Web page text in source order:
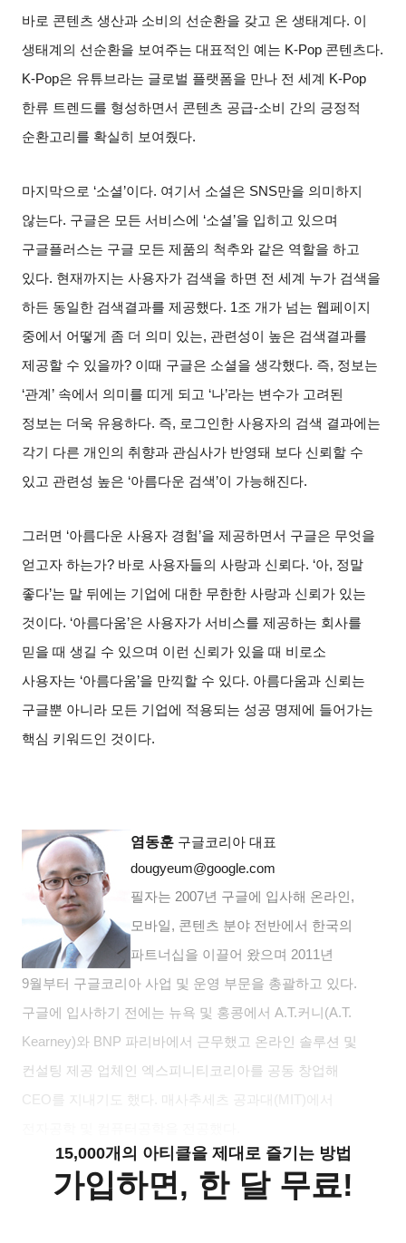
바로 콘텐츠 생산과 소비의 선순환을 갖고 온 생태계다. 이
생태계의 선순환을 보여주는 대표적인 예는 K-Pop 콘텐츠다.
K-Pop은 유튜브라는 글로벌 플랫폼을 만나 전 세계
K-Pop
한류 트렌드를 형성하면서 콘텐츠 공급-소비 간의 긍정적
순환고리를 확실히 보여줬다.
마지막으로 ‘소셜’이다. 여기서 소셜은 SNS만을 의미하지
않는다. 구글은 모든 서비스에 ‘소셜’을 입히고 있으며
구글플러스는 구글 모든 제품의 척추와 같은 역할을 하고
있다. 현재까지는 사용자가 검색을 하면 전 세계 누가 검색을
하든 동일한 검색결과를 제공했다. 1조 개가 넘는 웹페이지
중에서 어떻게 좀 더 의미 있는, 관련성이 높은 검색결과를
제공할 수 있을까? 이때 구글은 소셜을 생각했다. 즉, 정보는
‘관계 ’ 속에서 의미를 띠게 되고 ‘나’라는 변수가 고려된
정보는 더욱 유용하다. 즉, 로그인한 사용자의 검색 결과에는
각기 다른 개인의 취향과 관심사가 반영돼 보다 신뢰할 수
있고 관련성 높은 ‘아름다운 검색’이 가능해진다.
그러면 ‘아름다운 사용자 경험’을 제공하면서 구글은 무엇을
얻고자 하는가? 바로 사용자들의 사랑과 신뢰다. ‘아, 정말
좋다’는 말 뒤에는 기업에 대한 무한한 사랑과 신뢰가 있는
것이다. ‘아름다움’은 사용자가 서비스를 제공하는 회사를
믿을 때 생길 수 있으며 이런 신뢰가 있을 때 비로소
사용자는 ‘아름다움’을 만끽할 수 있다. 아름다움과 신뢰는
구글뿐 아니라 모든 기업에 적용되는 성공 명제에 들어가는
핵심 키워드인 것이다.
염동훈 구글코리아 대표
dougyeum@google.com
필자는 2007년 구글에 입사해 온라인 ,
모바일, 콘텐츠 분야 전반에서 한국의
파트너십을 이끌어 왔으며 2011 년
9월부터 구글코리아 사업 및 운영 부문을 총괄하고 있다.
구글에 입사하기 전에는 뉴욕 및 홍콩에서 A.T.커니 (A.T.
Kearney)와 BNP 파리바에서 근무했고 온라인 솔루션 및
컨설팅 제공 업체인 엑스피니티코리아를 공동 창업해
CEO
를 지내기도 했다 매사추세츠 공과대 (MIT)에서
15,000개의 아티클을 제대로 즐기는 방법
가입하면, 한 달 무료!